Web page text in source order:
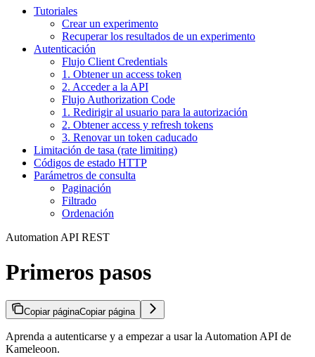
Tutoriales
Crear un experimento
Recuperar los resultados de un experimento
Autenticación
Flujo Client Credentials
1. Obtener un access token
2. Acceder a la API
Flujo Authorization Code
1. Redirigir al usuario para la autorización
2. Obtener access y refresh tokens
3. Renovar un token caducado
Limitación de tasa (rate limiting)
Códigos de estado HTTP
Parámetros de consulta
Paginación
Filtrado
Ordenación
Automation API REST
Primeros pasos
Copiar páginaCopiar página
Aprenda a autenticarse y a empezar a usar la Automation API de
Kameleoon.